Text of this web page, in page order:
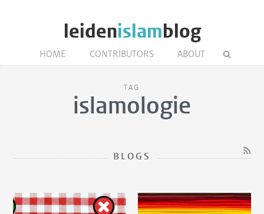
leidenislamblog
HOME CONTRIBUTORS ABOUT
TAG
islamologie
BLOGS